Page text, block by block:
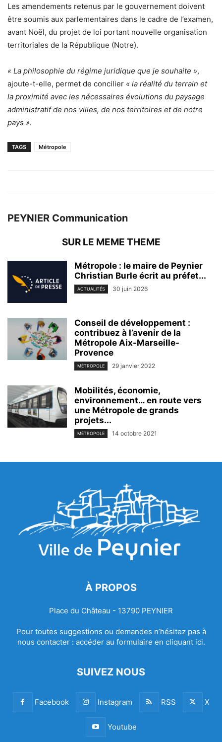
Les amendements retenus par le gouvernement doivent
être soumis aux parlementaires dans le cadre de l’examen,
avant Noël, du projet de loi portant nouvelle organisation
territoriales de la République (Notre).
« La philosophie du régime juridique que je souhaite »,
ajoute-t-elle, permet de concilier « la réalité du terrain et
la proximité avec les nécessaires évolutions du paysage
administratif de nos villes, de nos territoires et de notre
pays ».
TAGS Métropole
PEYNIER Communication
SUR LE MEME THEME
Métropole : le maire de Peynier
Christian Burle écrit au préfet...
ACTUALITÉS 30 juin 2026
Conseil de développement :
contribuez à l’avenir de la
Métropole Aix-Marseille-
Provence
MÉTROPOLE 29 janvier 2022
Mobilités, économie,
environnement… en route vers
une Métropole de grands
projets...
MÉTROPOLE 14 octobre 2021
À PROPOS
Place du Château - 13790 PEYNIER
Pour toutes suggestions ou demandes n’hésitez pas à
nous contacter : accéder au formulaire en cliquant ici.
SUIVEZ NOUS
Facebook Instagram RSS X
Youtube